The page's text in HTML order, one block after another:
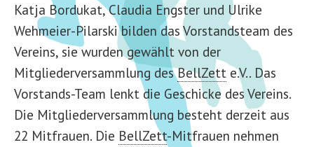
Katja Bordukat, Claudia Engster und Ulrike
Wehmeier-Pilarski bilden das Vorstandsteam des
Vereins, sie wurden gewählt von der
Mitgliederversammlung des BellZett e.V.. Das
Vorstands-Team lenkt die Geschicke des Vereins.
Die Mitgliederversammlung besteht derzeit aus
22 Mitfrauen. Die BellZett-Mitfrauen nehmen